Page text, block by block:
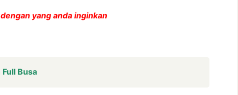
yang anda inginkan
Busa